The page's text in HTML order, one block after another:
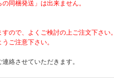
同梱発送」は出来ません。
ので、よくご検討の上ご注文下さい。
ご注意下さい。
絡させていただきます。